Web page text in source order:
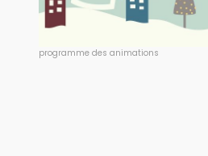
programme des animations